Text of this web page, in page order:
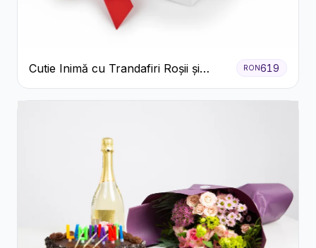
Cutie Inimă cu Trandafiri Roșii și
Bomboane Raffaello
RON619